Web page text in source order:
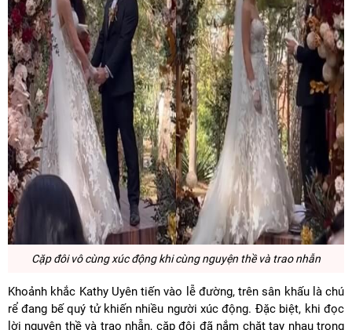
Cặp đôi vô cùng xúc động khi cùng nguyện thề và trao nhẫn
Khoảnh khắc Kathy Uyên tiến vào lễ đường, trên sân khấu là chú
rể đang bế quý tử khiến nhiều người xúc động. Đặc biệt, khi đọc
lời nguyện thề và trao nhẫn, cặp đôi đã nắm chặt tay nhau trong